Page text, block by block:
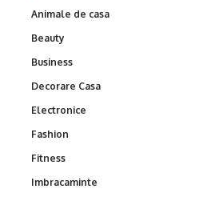
Animale de casa
Beauty
Business
Decorare Casa
Electronice
Fashion
Fitness
Imbracaminte